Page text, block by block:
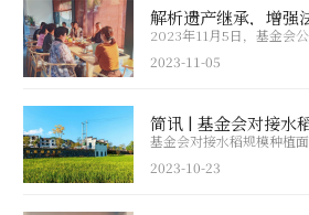
2023年11月5日，基金会
2023-11-05
基金会对接水稻规模种植
2023-10-23